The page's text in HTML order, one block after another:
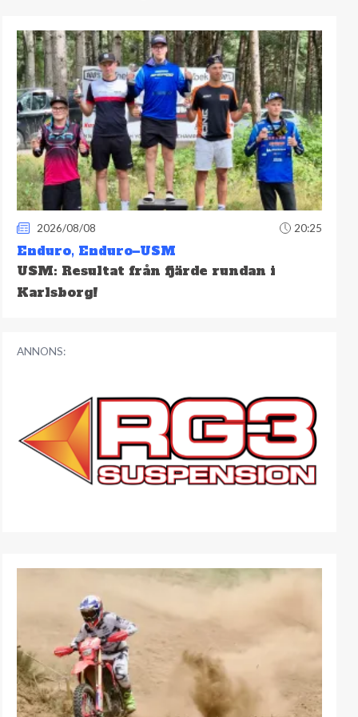
2026/08/08 20:25
Enduro, Enduro–USM
USM: Resultat från fjärde rundan i
Karlsborg!
ANNONS: